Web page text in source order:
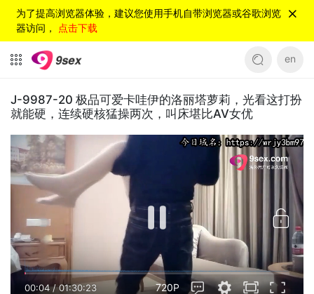
为了提高浏览器体验，建议您使用手机自带浏览器或谷歌浏览
器访问， 点击下载
en
J-9987-20 极品可爱卡哇伊的洛丽塔萝莉，光看这打扮
就能硬，连续硬核猛操两次，叫床堪比AV女优
00:04/01:30:23 720P